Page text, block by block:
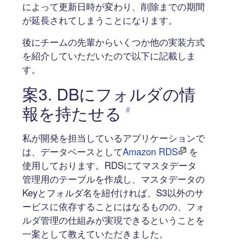
によって更新日時が変わり、削除までの期間
が延長されてしまうことになります。
後にチームの先輩からいくつか他の実装方式
を紹介していただいたので以下に記載しま
す。
案3. DBにフォルダの情
報を持たせる #
私が開発を担当しているアプリケーションで
は、データベースとしてAmazon RDS
を
使用しております。RDSにてマスタデータ
管理用のテーブルを作成し、マスタデータの
Keyとフォルダ名を紐付ければ、S3以外のサ
ービスに依存することにはなるものの、フォ
ルダ管理の仕組みが実現できるということを
一案として教えていただきました。